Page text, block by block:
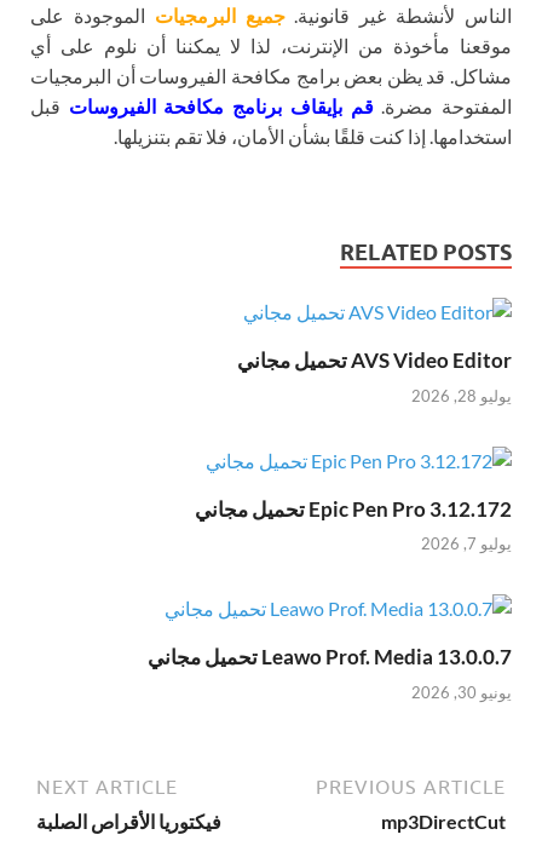
الناس لأنشطة غير قانونية.جميع البرمجيات الموجودة على
موقعنا مأخوذة من الإنترنت، لذا لا يمكننا أن نلوم على أي
مشاكل. قد يظن بعض برامج مكافحة الفيروسات أن البرمجيات
المفتوحة مضرة.قم بإيقاف برنامج مكافحة الفيروسات قبل
استخدامها. إذا كنت قلقًا بشأن الأمان، فلا تقم بتنزيلها.
RELATED POSTS
AVS Video Editor تحميل مجاني
يوليو 28, 2026
Epic Pen Pro 3.12.172 تحميل مجاني
يوليو 7, 2026
Leawo Prof. Media 13.0.0.7 تحميل مجاني
يونيو 30, 2026
PREVIOUS ARTICLE
mp3DirectCut
NEXT ARTICLE
فيكتوريا الأقراص الصلبة